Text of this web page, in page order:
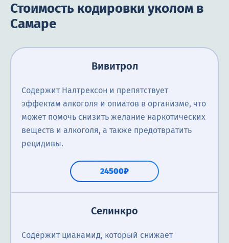
Стоимость кодировки уколом в
Самаре
Вивитрол
Содержит Налтрексон и препятствует
эффектам алкоголя и опиатов в организме, что
может помочь снизить желание наркотических
веществ и алкоголя, а также предотвратить
рецидивы.
24500₽
Селинкро
Содержит цианамид, который снижает